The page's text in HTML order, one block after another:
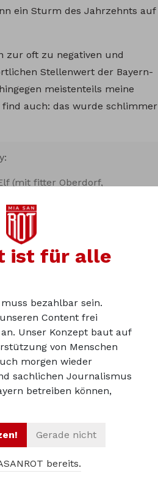
ein Sturm des Jahrzehnts auf
zur oft zu negativen und
Stellenwert der Bayern-
meistenteils meine
auch: das wurde schlimmer
(mit fitter Oberdorf,
können die Bayern in der
deutlich besser abschneiden
- in 13 Monaten
Bayern könne die UWCL
gewinnen, dumm.
so simpel aber auch noch
Stars kaufen und Geld
ist für alle
bezahlbar sein.
Content frei
Unser Konzept baut auf
von Menschen
morgen wieder
sachlichen Journalismus
betreiben können,
Gerade nicht
bereits.